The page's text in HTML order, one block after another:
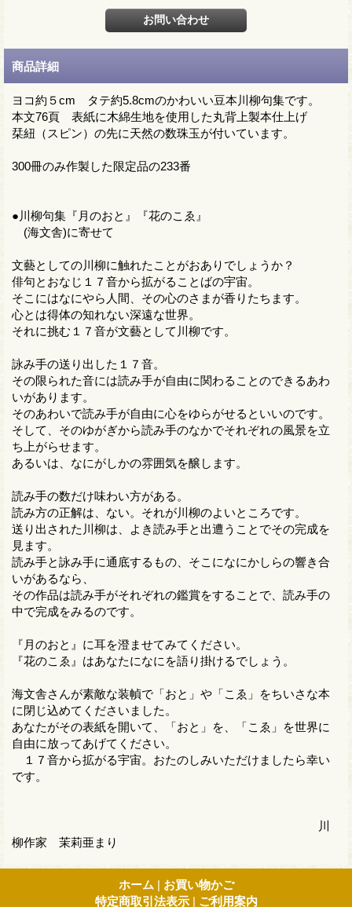
商品詳細
ヨコ約５cm タテ約5.8cmのかわいい豆本川柳句集です。
本文76頁 表紙に木綿生地を使用した丸背上製本仕上げ
栞紐（スピン）の先に天然の数珠玉が付いています。
300冊のみ作製した限定品の233番
●川柳句集『月のおと』『花のこゑ』
(海文舎)に寄せて
文藝としての川柳に触れたことがおありでしょうか？
俳句とおなじ１７音から拡がることばの宇宙。
そこにはなにやら人間、その心のさまが香りたちます。
心とは得体の知れない深遠な世界。
それに挑む１７音が文藝として川柳です。
詠み手の送り出した１７音。
その限られた音には読み手が自由に関わることのできるあわ
いがあります。
そのあわいで読み手が自由に心をゆらがせるといいのです。
そして、そのゆがぎから読み手のなかでそれぞれの風景を立
ち上がらせます。
あるいは、なにがしかの雰囲気を醸します。
読み手の数だけ味わい方がある。
読み方の正解は、ない。それが川柳のよいところです。
送り出された川柳は、よき読み手と出遭うことでその完成を
見ます。
読み手と詠み手に通底するもの、そこになにかしらの響き合
いがあるなら、
その作品は読み手がそれぞれの鑑賞をすることで、読み手の
中で完成をみるのです。
『月のおと』に耳を澄ませてみてください。
『花のこゑ』はあなたになにを語り掛けるでしょう。
海文舎さんが素敵な装幀で「おと」や「こゑ」をちいさな本
に閉じ込めてくださいました。
あなたがその表紙を開いて、「おと」を、「こゑ」を世界に
自由に放ってあげてください。
１７音から拡がる宇宙。おたのしみいただけましたら幸い
です。
川
柳作家 茉莉亜まり
ホーム | お買い物かご
特定商取引法表示 | ご利用案内